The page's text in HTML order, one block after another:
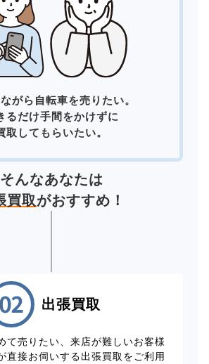
がら自転車を売りたい。
るだけ手間をかけずに
取してもらいたい。
そんなあなたは
買取がおすすめ！
出張買取
て売りたい、来店が難しいお客様
直接お伺いする出張買取をご利用